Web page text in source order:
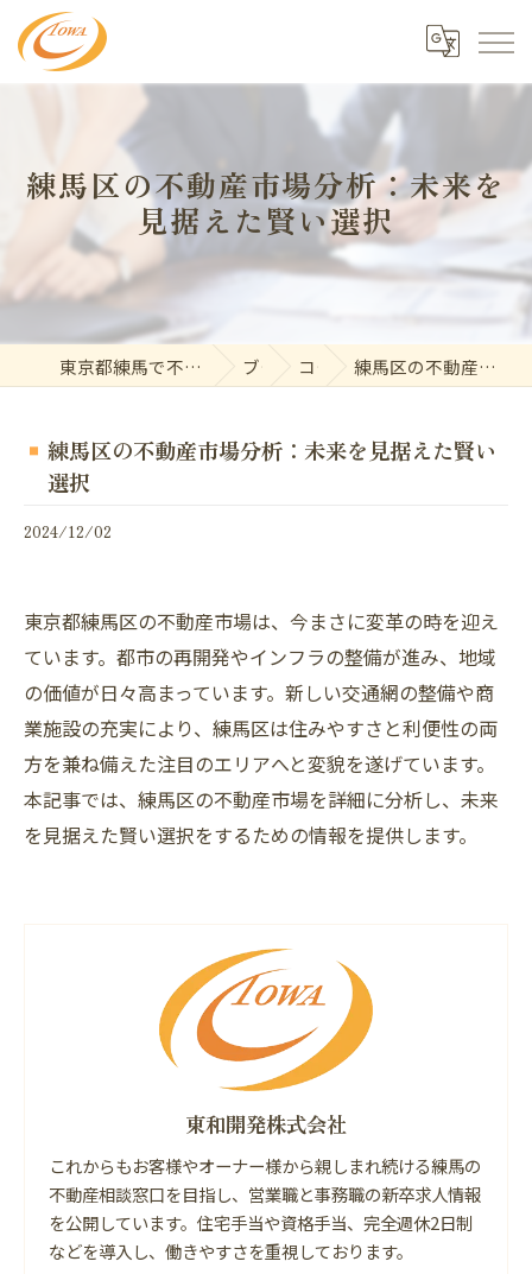
練馬区の不動産市場分析：未来を
見据えた賢い選択
東京都練馬で不動産の求人なら東和開発株式会社 ブログ コラム 練馬区の不動産市場分析：未来を見据えた賢い選択
練馬区の不動産市場分析：未来を見据えた賢い
選択
2024/12/02
東京都練馬区の不動産市場は、今まさに変革の時を迎え
ています。都市の再開発やインフラの整備が進み、地域
の価値が日々高まっています。新しい交通網の整備や商
業施設の充実により、練馬区は住みやすさと利便性の両
方を兼ね備えた注目のエリアへと変貌を遂げています。
本記事では、練馬区の不動産市場を詳細に分析し、未来
を見据えた賢い選択をするための情報を提供します。
東和開発株式会社
これからもお客様やオーナー様から親しまれ続ける練馬の
不動産相談窓口を目指し、営業職と事務職の新卒求人情報
を公開しています。住宅手当や資格手当、完全週休2日制
などを導入し、働きやすさを重視しております。